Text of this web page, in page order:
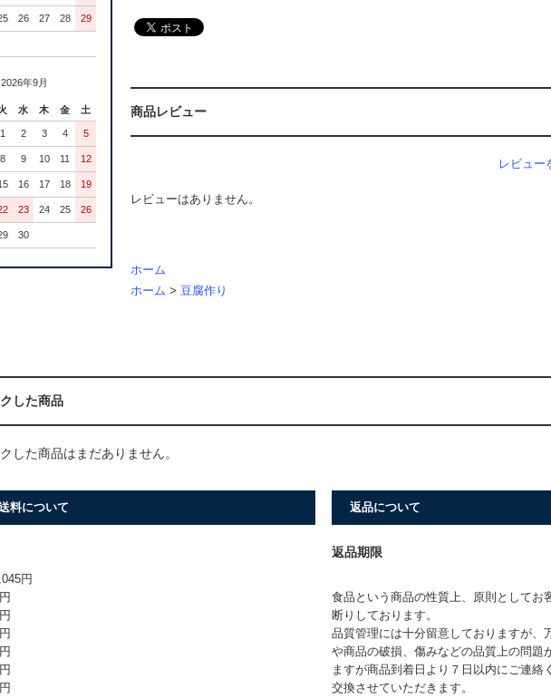
商品レビュー
レビュー
レビューはありません。
ホーム
ホーム > 豆腐作り
26 27 28 29
2026年9月
水 木 金 土
1 2 3 4 5
8 9 10 11 12
16 17 18 19
23 24 25 26
30
した商品
した商品はまだありません。
料について
円
返品について
返品期限
食品という商品の性質上、原則としてお
断りしております。
品質管理には十分留意しておりますが、
や商品の破損、傷みなどの品質上の問題
ますが商品到着日より７日以内にご連絡
交換させていただきます。